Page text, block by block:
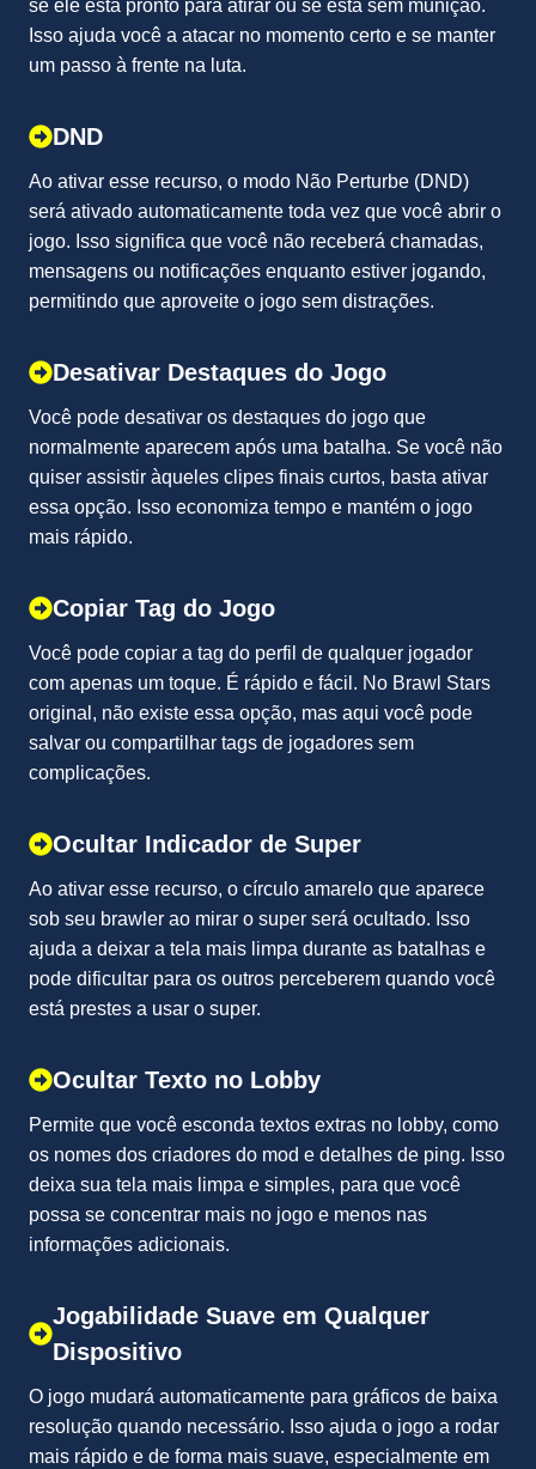
se ele está pronto para atirar ou se está sem munição.
Isso ajuda você a atacar no momento certo e se manter
um passo à frente na luta.
DND
Ao ativar esse recurso, o modo Não Perturbe (DND)
será ativado automaticamente toda vez que você abrir o
jogo. Isso significa que você não receberá chamadas,
mensagens ou notificações enquanto estiver jogando,
permitindo que aproveite o jogo sem distrações.
Desativar Destaques do Jogo
Você pode desativar os destaques do jogo que
normalmente aparecem após uma batalha. Se você não
quiser assistir àqueles clipes finais curtos, basta ativar
essa opção. Isso economiza tempo e mantém o jogo
mais rápido.
Copiar Tag do Jogo
Você pode copiar a tag do perfil de qualquer jogador
com apenas um toque. É rápido e fácil. No Brawl Stars
original, não existe essa opção, mas aqui você pode
salvar ou compartilhar tags de jogadores sem
complicações.
Ocultar Indicador de Super
Ao ativar esse recurso, o círculo amarelo que aparece
sob seu brawler ao mirar o super será ocultado. Isso
ajuda a deixar a tela mais limpa durante as batalhas e
pode dificultar para os outros perceberem quando você
está prestes a usar o super.
Ocultar Texto no Lobby
Permite que você esconda textos extras no lobby, como
os nomes dos criadores do mod e detalhes de ping. Isso
deixa sua tela mais limpa e simples, para que você
possa se concentrar mais no jogo e menos nas
informações adicionais.
Jogabilidade Suave em Qualquer
Dispositivo
O jogo mudará automaticamente para gráficos de baixa
resolução quando necessário. Isso ajuda o jogo a rodar
mais rápido e de forma mais suave, especialmente em